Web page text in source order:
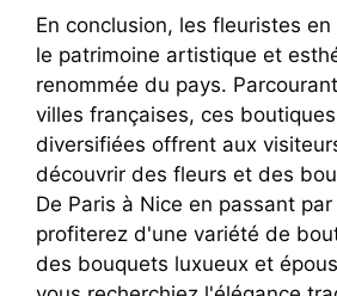
En conclusion, les fleuristes
le patrimoine artistique et
renommée du pays.
villes françaises, ces
diversifiées offrent aux
découvrir des fleurs et des
De Paris à Nice en passant
profiterez d'une variété de
des bouquets luxueux et